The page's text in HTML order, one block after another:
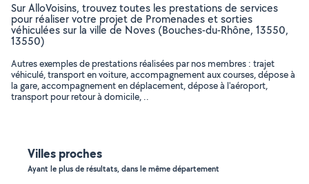
Sur AlloVoisins, trouvez toutes les prestations de services
pour réaliser votre projet de Promenades et sorties
véhiculées sur la ville de Noves (Bouches-du-Rhône, 13550,
13550)
Autres exemples de prestations réalisées par nos membres : trajet
véhiculé, transport en voiture, accompagnement aux courses, dépose à
la gare, accompagnement en déplacement, dépose à l'aéroport,
transport pour retour à domicile, ..
Villes proches
Ayant le plus de résultats, dans le même département